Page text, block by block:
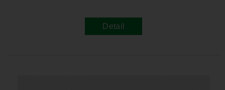
Detail